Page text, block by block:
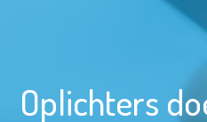
Oplichters